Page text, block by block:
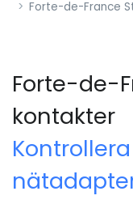
Forte-de-France
Forte-de-
kontakter